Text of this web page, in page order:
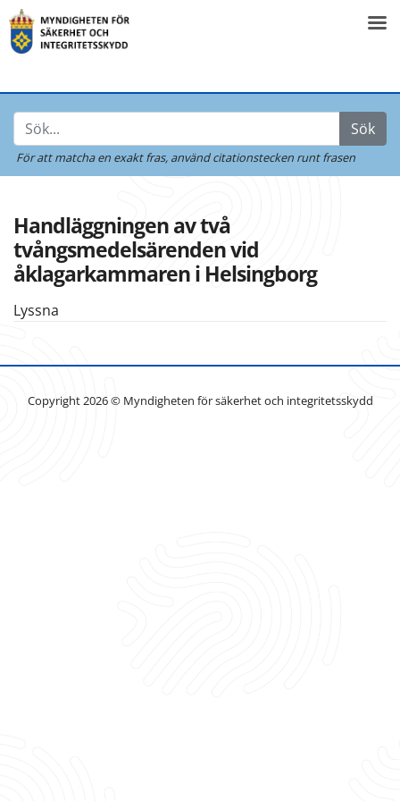
Sök
För att matcha en exakt fras, använd citationstecken runt frasen
Handläggningen av två
tvångsmedelsärenden vid
åklagarkammaren i Helsingborg
Lyssna
Copyright 2026 © Myndigheten för säkerhet och integritetsskydd